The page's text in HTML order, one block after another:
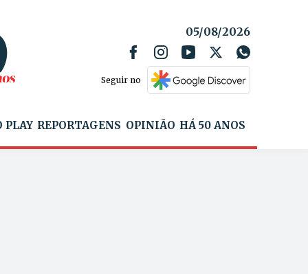
05/08/2026
Seguir no
PLAY REPORTAGENS OPINIÃO HÁ 50 ANOS